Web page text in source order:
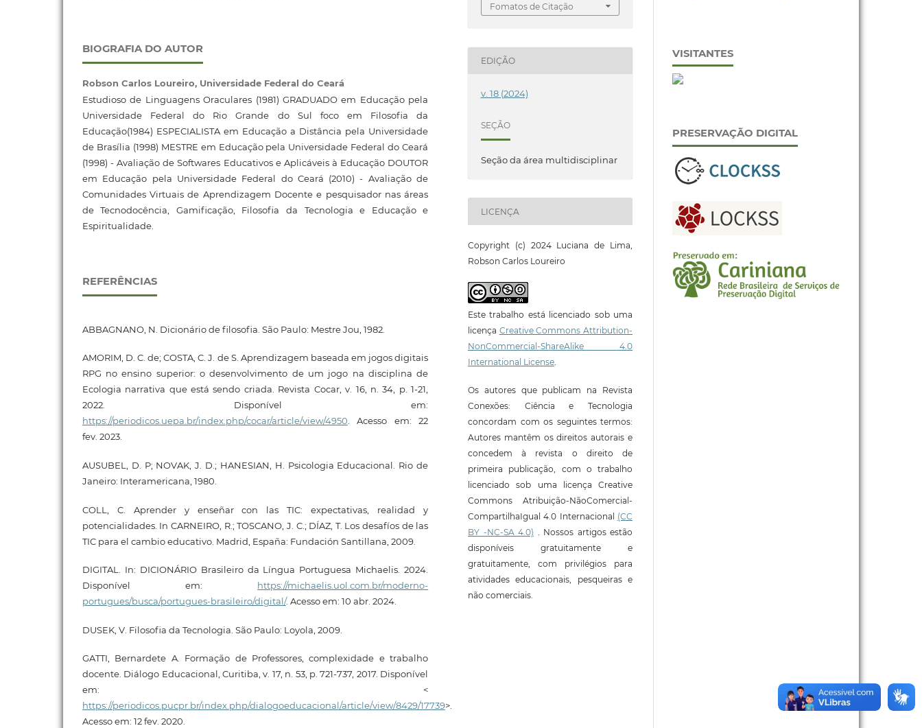
BIOGRAFIA DO AUTOR
Robson Carlos Loureiro, Universidade Federal do Ceará
Estudioso de Linguagens Oraculares (1981) GRADUADO em Educação pela
Universidade Federal do Rio Grande do Sul foco em Filosofia da
Educação(1984) ESPECIALISTA em Educação a Distância pela Universidade
de Brasília (1998) MESTRE em Educação pela Universidade Federal do Ceará
(1998) - Avaliação de Softwares Educativos e Aplicáveis à Educação DOUTOR
em Educação pela Universidade Federal do Ceará (2010) - Avaliação de
Comunidades Virtuais de Aprendizagem Docente e pesquisador nas áreas
de Tecnodocência, Gamificação, Filosofia da Tecnologia e Educação e
Espiritualidade.
REFERÊNCIAS
ABBAGNANO, N. Dicionário de filosofia. São Paulo: Mestre Jou, 1982.
AMORIM, D. C. de; COSTA, C. J. de S. Aprendizagem baseada em jogos digitais
RPG no ensino superior: o desenvolvimento de um jogo na disciplina de
Ecologia narrativa que está sendo criada. Revista Cocar, v. 16, n. 34, p. 1-21,
2022. Disponível em:
https://periodicos.uepa.br/index.php/cocar/article/view/4950. Acesso em: 22
fev. 2023.
AUSUBEL, D. P; NOVAK, J. D.; HANESIAN, H. Psicologia Educacional. Rio de
Janeiro: Interamericana, 1980.
COLL, C. Aprender y enseñar con las TIC: expectativas, realidad y
potencialidades. In CARNEIRO, R.; TOSCANO, J. C.; DÍAZ, T. Los desafíos de las
TIC para el cambio educativo. Madrid, España: Fundación Santillana, 2009.
DIGITAL. In: DICIONÁRIO Brasileiro da Língua Portuguesa Michaelis. 2024.
Disponível em: https://michaelis.uol.com.br/moderno-
portugues/busca/portugues-brasileiro/digital/. Acesso em: 10 abr. 2024.
DUSEK, V. Filosofia da Tecnologia. São Paulo: Loyola, 2009.
GATTI, Bernardete A. Formação de Professores, complexidade e trabalho
docente. Diálogo Educacional, Curitiba, v. 17, n. 53, p. 721-737, 2017. Disponível
em: <
https://periodicos.pucpr.br/index.php/dialogoeducacional/article/view/8429/17739>.
Acesso em: 12 fev. 2020.
Fomatos de Citação
EDIÇÃO
v. 18 (2024)
SEÇÃO
Seção da área multidisciplinar
LICENÇA
Copyright (c) 2024 Luciana de Lima,
Robson Carlos Loureiro
Este trabalho está licenciado sob uma
licença Creative Commons Attribution-
NonCommercial-ShareAlike 4.0
International License
Os autores que publicam na Revista
Conexões: Ciência e Tecnologia
concordam com os seguintes termos:
Autores mantêm os direitos autorais e
concedem à revista o direito de
primeira publicação, com o trabalho
licenciado sob uma licença Creative
Commons Atribuição-NãoComercial-
CompartilhaIgual 4.0 Internacional (CC
BY -NC-SA 4.0) . Nossos artigos estão
disponíveis gratuitamente e
gratuitamente, com privilégios para
atividades educacionais, pesqueiras e
não comerciais.
VISITANTES
PRESERVAÇÃO DIGITAL